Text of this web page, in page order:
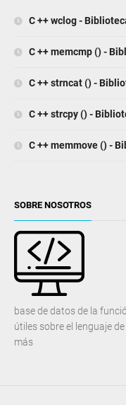
C ++ wclog -
C ++ memcmp () -
C ++ strncat () -
C ++ strcpy () -
C ++ memmove () -
SOBRE NOSOTROS
base de datos de la
útiles sobre el lenguaje
más